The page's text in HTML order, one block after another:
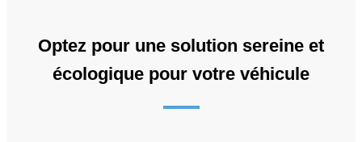
Optez pour une solution sereine et
écologique pour votre véhicule